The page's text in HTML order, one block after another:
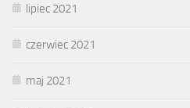
lipiec 2021
czerwiec 2021
maj 2021